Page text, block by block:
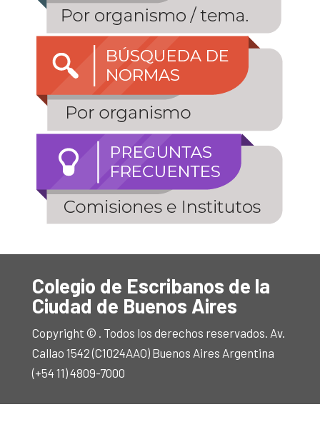
Colegio de Escribanos de la
Ciudad de Buenos Aires
Copyright © . Todos los derechos reservados. Av.
Callao 1542 (C1024AAO) Buenos Aires Argentina
(+54 11) 4809-7000